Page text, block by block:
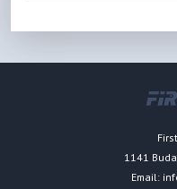
1141
Email: